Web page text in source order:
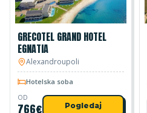
GRECOTEL GRAND HOTEL
EGNATIA
Alexandroupoli
Hotelska soba
OD
766€ Pogledaj